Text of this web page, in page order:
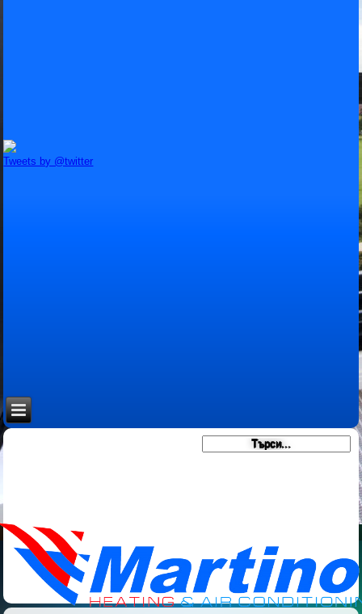
Tweets by @twitter